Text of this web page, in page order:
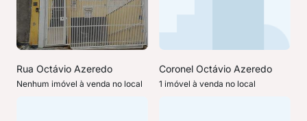
Rua Octávio Azeredo
Nenhum imóvel à venda no local
Coronel Octávio Azeredo
1 imóvel à venda no local